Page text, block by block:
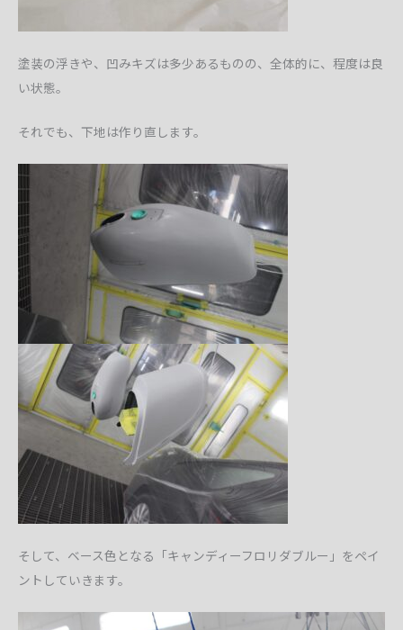
塗装の浮きや、凹みキズは多少あるものの、全体的に、程度は良
い状態。
それでも、下地は作り直します。
そして、ベース色となる「キャンディーフロリダブルー」をペイ
ントしていきます。